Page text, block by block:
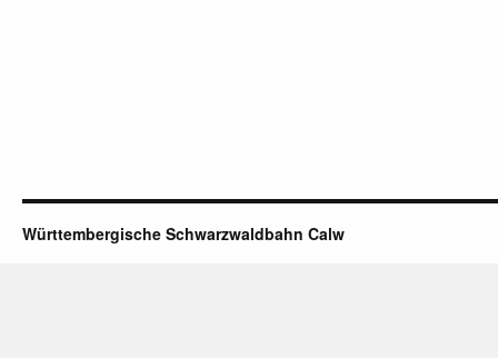
Württembergische Schwarzwaldbahn Calw